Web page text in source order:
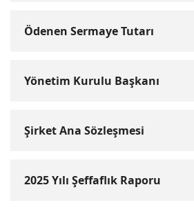
Ödenen Sermaye Tutarı
Yönetim Kurulu Başkanı
Şirket Ana Sözleşmesi
2025 Yılı Şeffaflık Raporu